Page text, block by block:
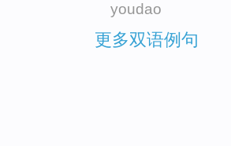
youdao
更多双语例句